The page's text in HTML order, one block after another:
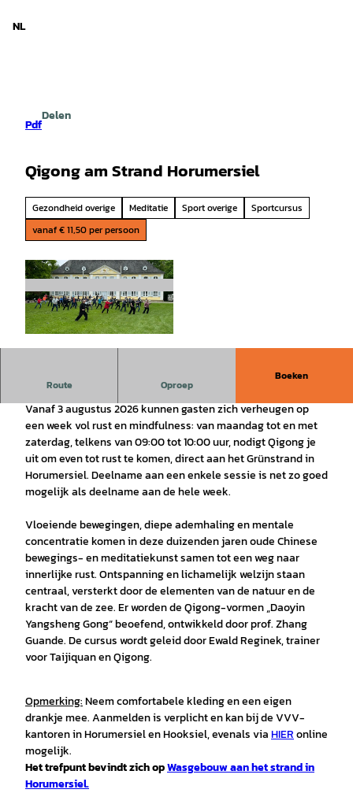
NL
Pdf
Delen
Qigong am Strand Horumersiel
Gezondheid overige Meditatie Sport overige
Sportcursus
vanaf € 11,50 per persoon
Route Oproep
Boeken
Meditatie in beweging
Vanaf 3 augustus 2026 kunnen gasten zich verheugen op
een week vol rust en mindfulness: van maandag tot en met
zaterdag, telkens van 09:00 tot 10:00 uur, nodigt Qigong je
uit om even tot rust te komen, direct aan het Grünstrand in
Horumersiel. Deelname aan een enkele sessie is net zo goed
mogelijk als deelname aan de hele week.
Vloeiende bewegingen, diepe ademhaling en mentale
concentratie komen in deze duizenden jaren oude Chinese
bewegings- en meditatiekunst samen tot een weg naar
innerlijke rust. Ontspanning en lichamelijk welzijn staan
centraal, versterkt door de elementen van de natuur en de
kracht van de zee. Er worden de Qigong-vormen „Daoyin
Yangsheng Gong“ beoefend, ontwikkeld door prof. Zhang
Guande. De cursus wordt geleid door Ewald Reginek, trainer
voor Taijiquan en Qigong.
Opmerking:Neem comfortabele kleding en een eigen
drankje mee. Aanmelden is verplicht en kan bij de VVV-
kantoren in Horumersiel en Hooksiel, evenals viaHIERonline
mogelijk.
Het trefpunt bevindt zich opWasgebouw aan het strand in
Horumersiel.